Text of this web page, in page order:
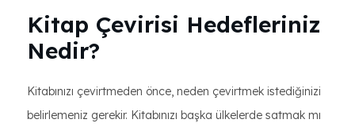
Kitap Çevirisi Hedefleriniz
Nedir?
Kitabınızı çevirtmeden önce, neden çevirtmek istediğinizi
belirlemeniz gerekir. Kitabınızı başka ülkelerde satmak mı